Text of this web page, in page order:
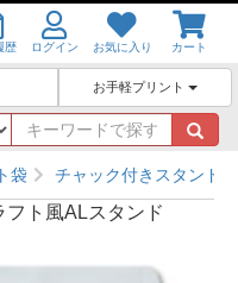
歴 ログイン お気に入り カート
お手軽プリント
キ
ー
ワ
ー
ド
探
袋 チャック付きスタンド
ト風ALスタンド